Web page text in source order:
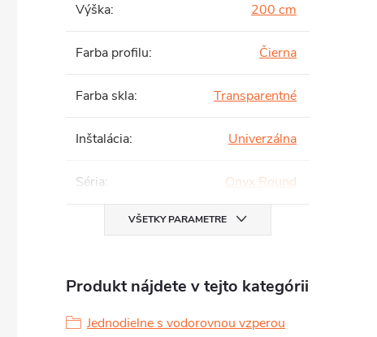
Výška: 200 cm
Farba profilu: Čierna
Farba skla: Transparentné
Inštalácia: Univerzálna
Séria: Onyx Round
VŠETKY PARAMETRE
Produkt nájdete v tejto kategórii
Jednodielne s vodorovnou vzperou